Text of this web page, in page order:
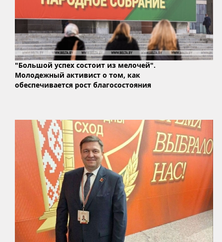
"Большой успех состоит из мелочей".
Молодежный активист о том, как
обеспечивается рост благосостояния